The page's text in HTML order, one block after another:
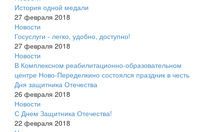
История одной медали
27 февраля 2018
Новости
Госуслуги - легко, удобно, доступно!
27 февраля 2018
Новости
В Комплексном реабилитационно-образовательном
центре Ново-Переделкино состоялся праздник в честь
Дня защитника Отечества
26 февраля 2018
Новости
С Днем Защитника Отечества!
22 февраля 2018